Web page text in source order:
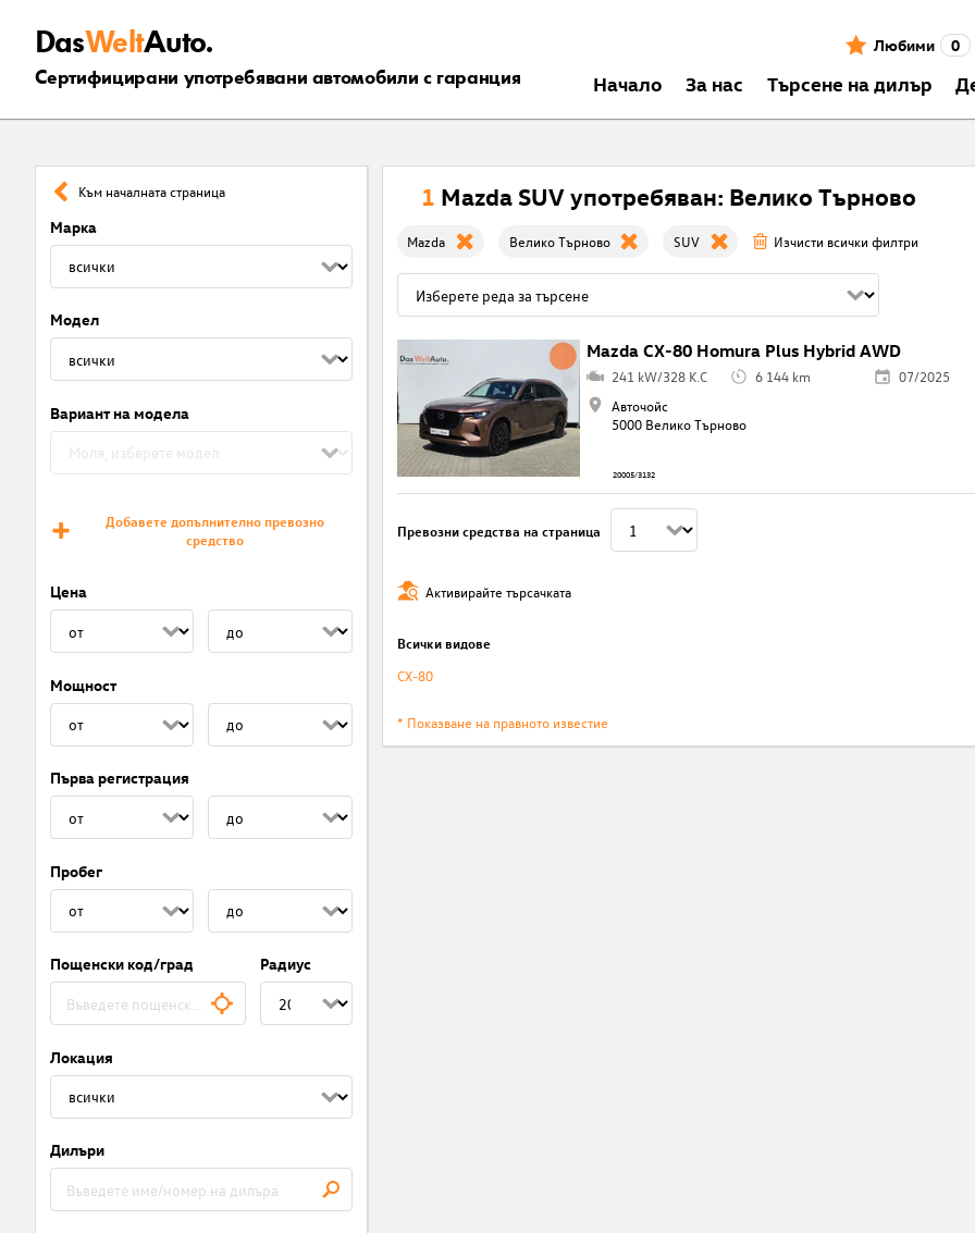
DasWeltAuto.
Сертифицирани употребявани автомобили с гаранция
Любими 0
Началo За нас Търсене на дилър
Към началната страница
Марка
Модел
Вариант на модела
Добавете допълнително превозно
средство
Цена
Мощност
Първа регистрация
Пробег
Пощенски код/град Радиус
Локация
Дилъри
1 Mazda SUV употребяван: Велико Търново
Mazda Велико Търново SUV Изчисти всички филтри
Mazda CX-80 Homura Plus Hybrid AWD
241 kW/328 K.C 6 144 km
07/2025
Авточойс
5000 Велико Търново
20005/3132
Превозни средства на страница
Активирайте търсачката
Всички видове
CX-80
* Показване на правното известие